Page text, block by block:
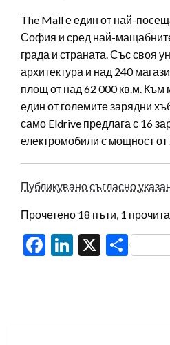
The Mall е един от най-
София и сред най-
града и страната. Със своя
архитектура и над 240
площ от над 62 000 кв.м. Към
един от големите зарядни
само Eldrive предлага с 16
електромобили с мощност от
Публикувано съгласно
Прочетено 18 пъти, 1
Facebook
LinkedIn
X